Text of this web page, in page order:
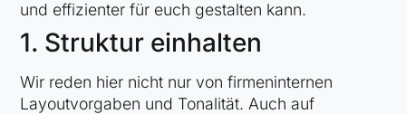
und effizienter für euch gestalten kann.
1. Struktur einhalten
Wir reden hier nicht nur von firmeninternen
Layoutvorgaben und Tonalität. Auch auf